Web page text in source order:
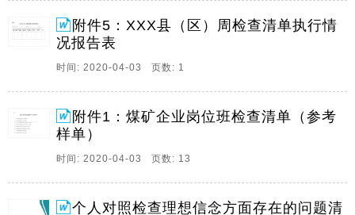
是否 符合要求 数值 吊挂位置是否符 。
8、附件7XXX县（区）每季度大检查清单执行情况报告
次实际检查矿次检查隐患总条数存在重大隐患的煤矿名
称重大违法违规行为名称煤安局局长签字工能（经能、
经发）局分管行业副局长或煤炭局局长安全监管局局长
签字工能（经能、经。
9、附件5：XXX县（区）周检查清单执行情况报告表填
附件5：XXX县（区）周检查清单执行情
况报告表
时间: 2020-04-03 页数: 1
附件1：煤矿企业岗位班检查清单（参考
样单）
时间: 2020-04-03 页数: 13
个人对照检查理想信念方面存在的问题清